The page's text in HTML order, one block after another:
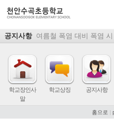
공지사항 여름철 폭염 대비 폭염
학교장인사
말
학교상징 공지사항
홈으로 |